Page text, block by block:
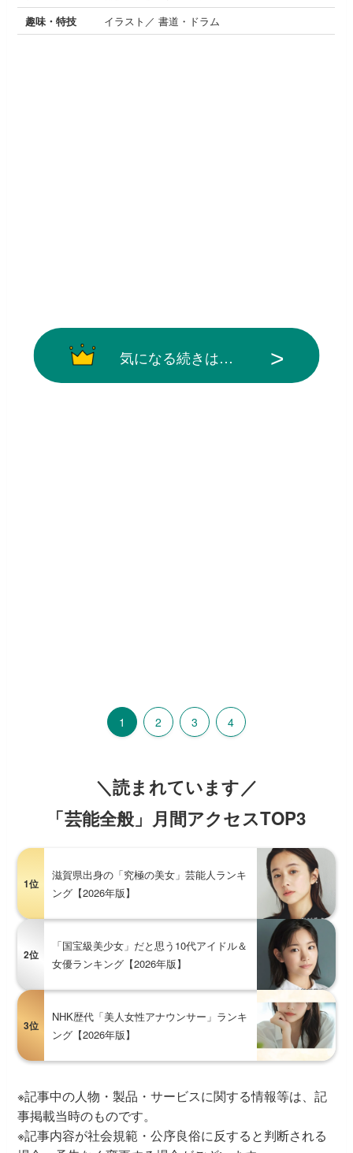
趣味・特技
イラスト／ 書道・ドラム
気になる続きは…
1 2 3 4
＼読まれています／
「芸能全般」月間アクセスTOP3
1位
滋賀県出身の「究極の美女」芸能人ランキ
ング【2026年版】
2位
「国宝級美少女」だと思う10代アイドル＆
女優ランキング【2026年版】
3位
NHK歴代「美人女性アナウンサー」ランキ
ング【2026年版】
※記事中の人物・製品・サービスに関する情報等は、記
事掲載当時のものです。
※記事内容が社会規範・公序良俗に反すると判断される